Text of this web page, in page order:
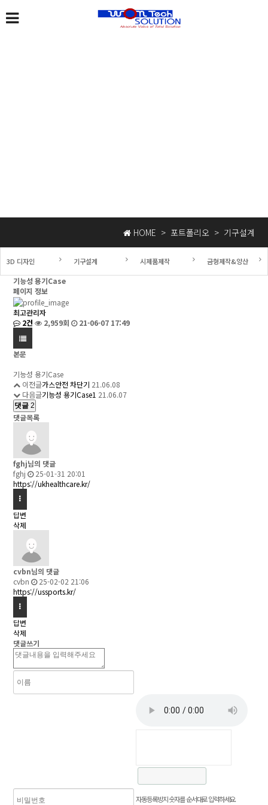
HOME > 포트폴리오 > 기구설계
3D 디자인 기구설계 시제품제작 금형제작&양산
기능성 용기Case
페이지 정보
최고관리자
2건
2,959회 21-06-07 17:49
본문
기능성 용기Case
이전글가스안전 차단기 21.06.08
다음글기능성 용기Case1 21.06.07
댓글 2
댓글목록
fghj님의 댓글
fghj
25-01-31 20:01
https://ukhealthcare.kr/
답변
삭제
cvbn님의 댓글
cvbn
25-02-02 21:06
https://ussports.kr/
답변
삭제
댓글쓰기
자동등록방지 숫자를 순서대로 입력하세요.